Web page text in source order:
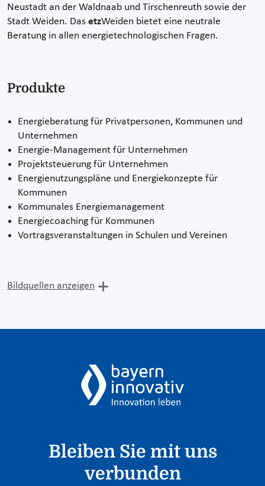
Neustadt an der Waldnaab und Tirschenreuth sowie der
Stadt Weiden. Das etzWeiden bietet eine neutrale
Beratung in allen energietechnologischen Fragen.
Produkte
Energieberatung für Privatpersonen, Kommunen und
Unternehmen
Energie-Management für Unternehmen
Projektsteuerung für Unternehmen
Energienutzungspläne und Energiekonzepte für
Kommunen
Kommunales Energiemanagement
Energiecoaching für Kommunen
Vortragsveranstaltungen in Schulen und Vereinen
Bildquellen anzeigen
Bleiben Sie mit uns
verbunden